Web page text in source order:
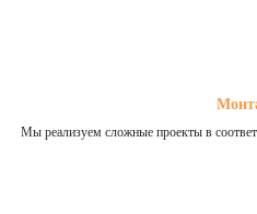
Мы реализуем сложные проекты в